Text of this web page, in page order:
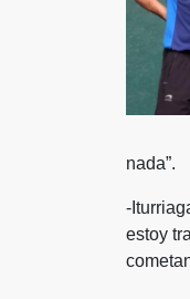
nada”.
-
estoy